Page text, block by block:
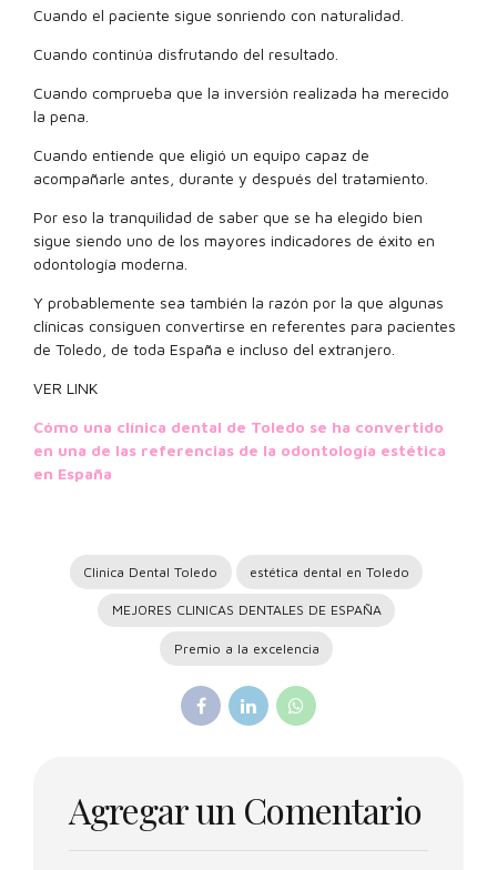
Cuando el paciente sigue sonriendo con naturalidad.
Cuando continúa disfrutando del resultado.
Cuando comprueba que la inversión realizada ha merecido
la pena.
Cuando entiende que eligió un equipo capaz de
acompañarle antes, durante y después del tratamiento.
Por eso la tranquilidad de saber que se ha elegido bien
sigue siendo uno de los mayores indicadores de éxito en
odontología moderna.
Y probablemente sea también la razón por la que algunas
clínicas consiguen convertirse en referentes para pacientes
de Toledo, de toda España e incluso del extranjero.
VER LINK
Cómo una clínica dental de Toledo se ha convertido
en una de las referencias de la odontología estética
en España
Clinica Dental Toledo estética dental en Toledo
MEJORES CLINICAS DENTALES DE ESPAÑA
Premio a la excelencia
Agregar un Comentario